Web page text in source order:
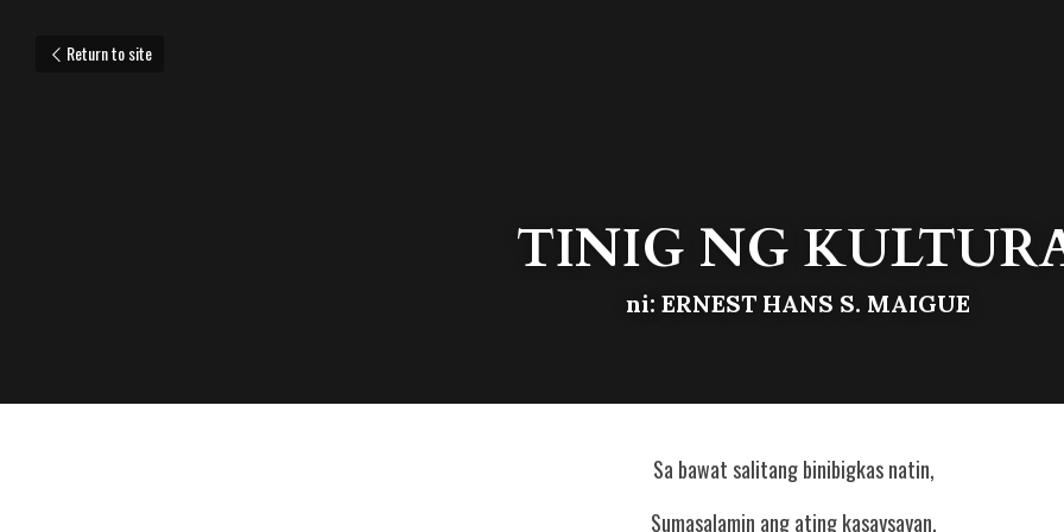
Return to site
TINIG NG
ni: ERNEST HANS S. MAIGUE
Sa bawat salitang binibigkas natin,
Sumasalamin ang ating kasaysayan,